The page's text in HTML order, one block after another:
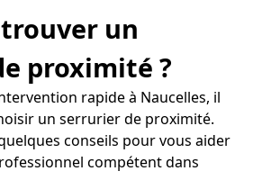
un
proximité ?
rapide à Naucelles, il
un serrurier de proximité.
conseils pour vous aider
compétent dans